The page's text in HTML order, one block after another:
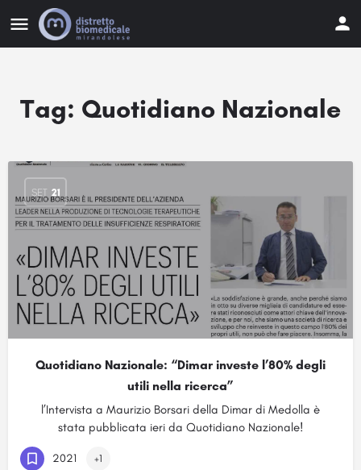
Tag: Quotidiano Nazionale
SET 21
Quotidiano Nazionale: “Dimar investe l’80% degli
utili nella ricerca”
l’Intervista a Maurizio Borsari della Dimar di Medolla è
stata pubblicata ieri da Quotidiano Nazionale!
2021 +1